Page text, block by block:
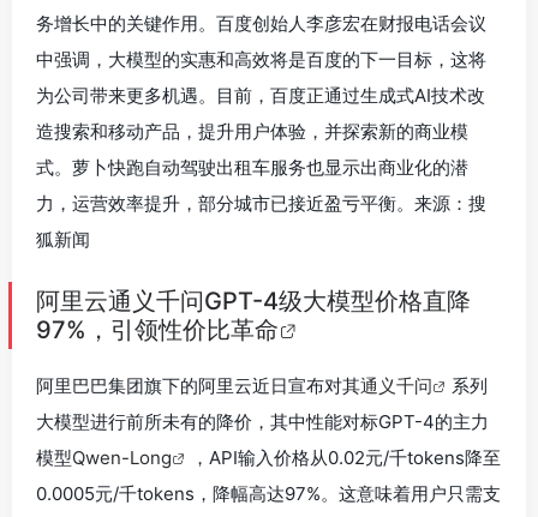
务增长中的关键作用。百度创始人李彦宏在财报电话会议
中强调，大模型的实惠和高效将是百度的下一目标，这将
为公司带来更多机遇。目前，百度正通过生成式AI技术改
造搜索和移动产品，提升用户体验，并探索新的商业模
式。萝卜快跑自动驾驶出租车服务也显示出商业化的潜
力，运营效率提升，部分城市已接近盈亏平衡。来源：搜
狐新闻
阿里云通义千问GPT-4级大模型价格直降
97%，引领性价比革命
阿里巴巴集团旗下的阿里云近日宣布对其通义千问
系列
大模型进行前所未有的降价，其中性能对标GPT-4的主力
模型Qwen-Long
，API输入价格从0.02元/千tokens降至
0.0005元/千tokens，降幅高达97%。这意味着用户只需支